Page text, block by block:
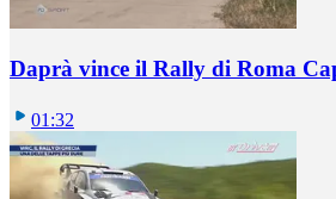
Daprà vince il Rally di Roma
01:32